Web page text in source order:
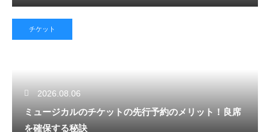
チケット
2026.08.06
ミュージカルのチケットの先行予約のメリット！良席
を確保する秘訣